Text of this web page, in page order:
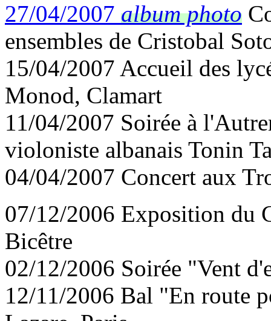
27/04/2007 album photo
ensembles de Cristobal
15/04/2007 Accueil des
Monod, Clamart
11/04/2007 Soirée à
violoniste albanais Tonin
04/04/2007 Concert aux
07/12/2006 Exposition du
Bicêtre
02/12/2006 Soirée "Vent
12/11/2006 Bal "En route